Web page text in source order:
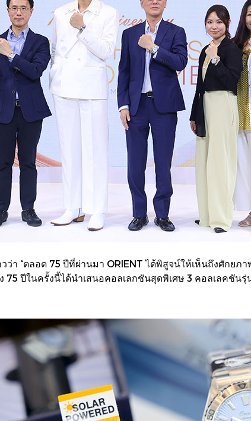
ว่า “ตลอด 75 ปีที่ผ่านมา ORIENT ได้พิสูจน์ให้เห็นถึงศัก
75 ปีในครั้งนี้ได้นำเสนอคอลเลกชันสุดพิเศษ 3 คอลเลคชันรุ่